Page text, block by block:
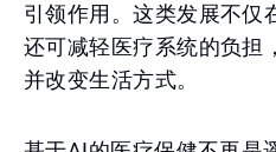
引领作用。这类发展不仅
还可减轻医疗系统的负担
并改变生活方式。